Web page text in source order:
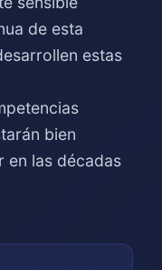
de esta
estas
bien
en las décadas